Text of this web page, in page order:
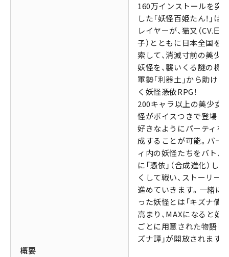
概要
160万インストールを突
した「妖怪百姫たん！」は、
レイヤーが、猫又（CV.日
子）とともに日本全国を
索して、消滅寸前の美少
妖怪を、襲いくる謎の機
軍勢「利器土」から助けて
く妖怪憑依RPG！
200キャラ以上の美少女
怪がボイスつきで登場し
好きなようにパーティを
成することが可能。パー
ィ内の妖怪たちをバトル
に「憑依」（合成進化）し
くして戦い、ストーリー
進めていきます。一緒に
った妖怪とは「キズナ値」
高まり、MAXになると妖
ごとに用意された物語「
ズナ譚」が開放されます。